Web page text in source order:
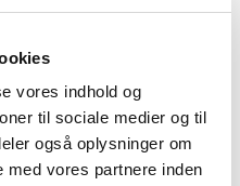
vores indhold og
til sociale medier og til
også oplysninger om
vores partnere inden